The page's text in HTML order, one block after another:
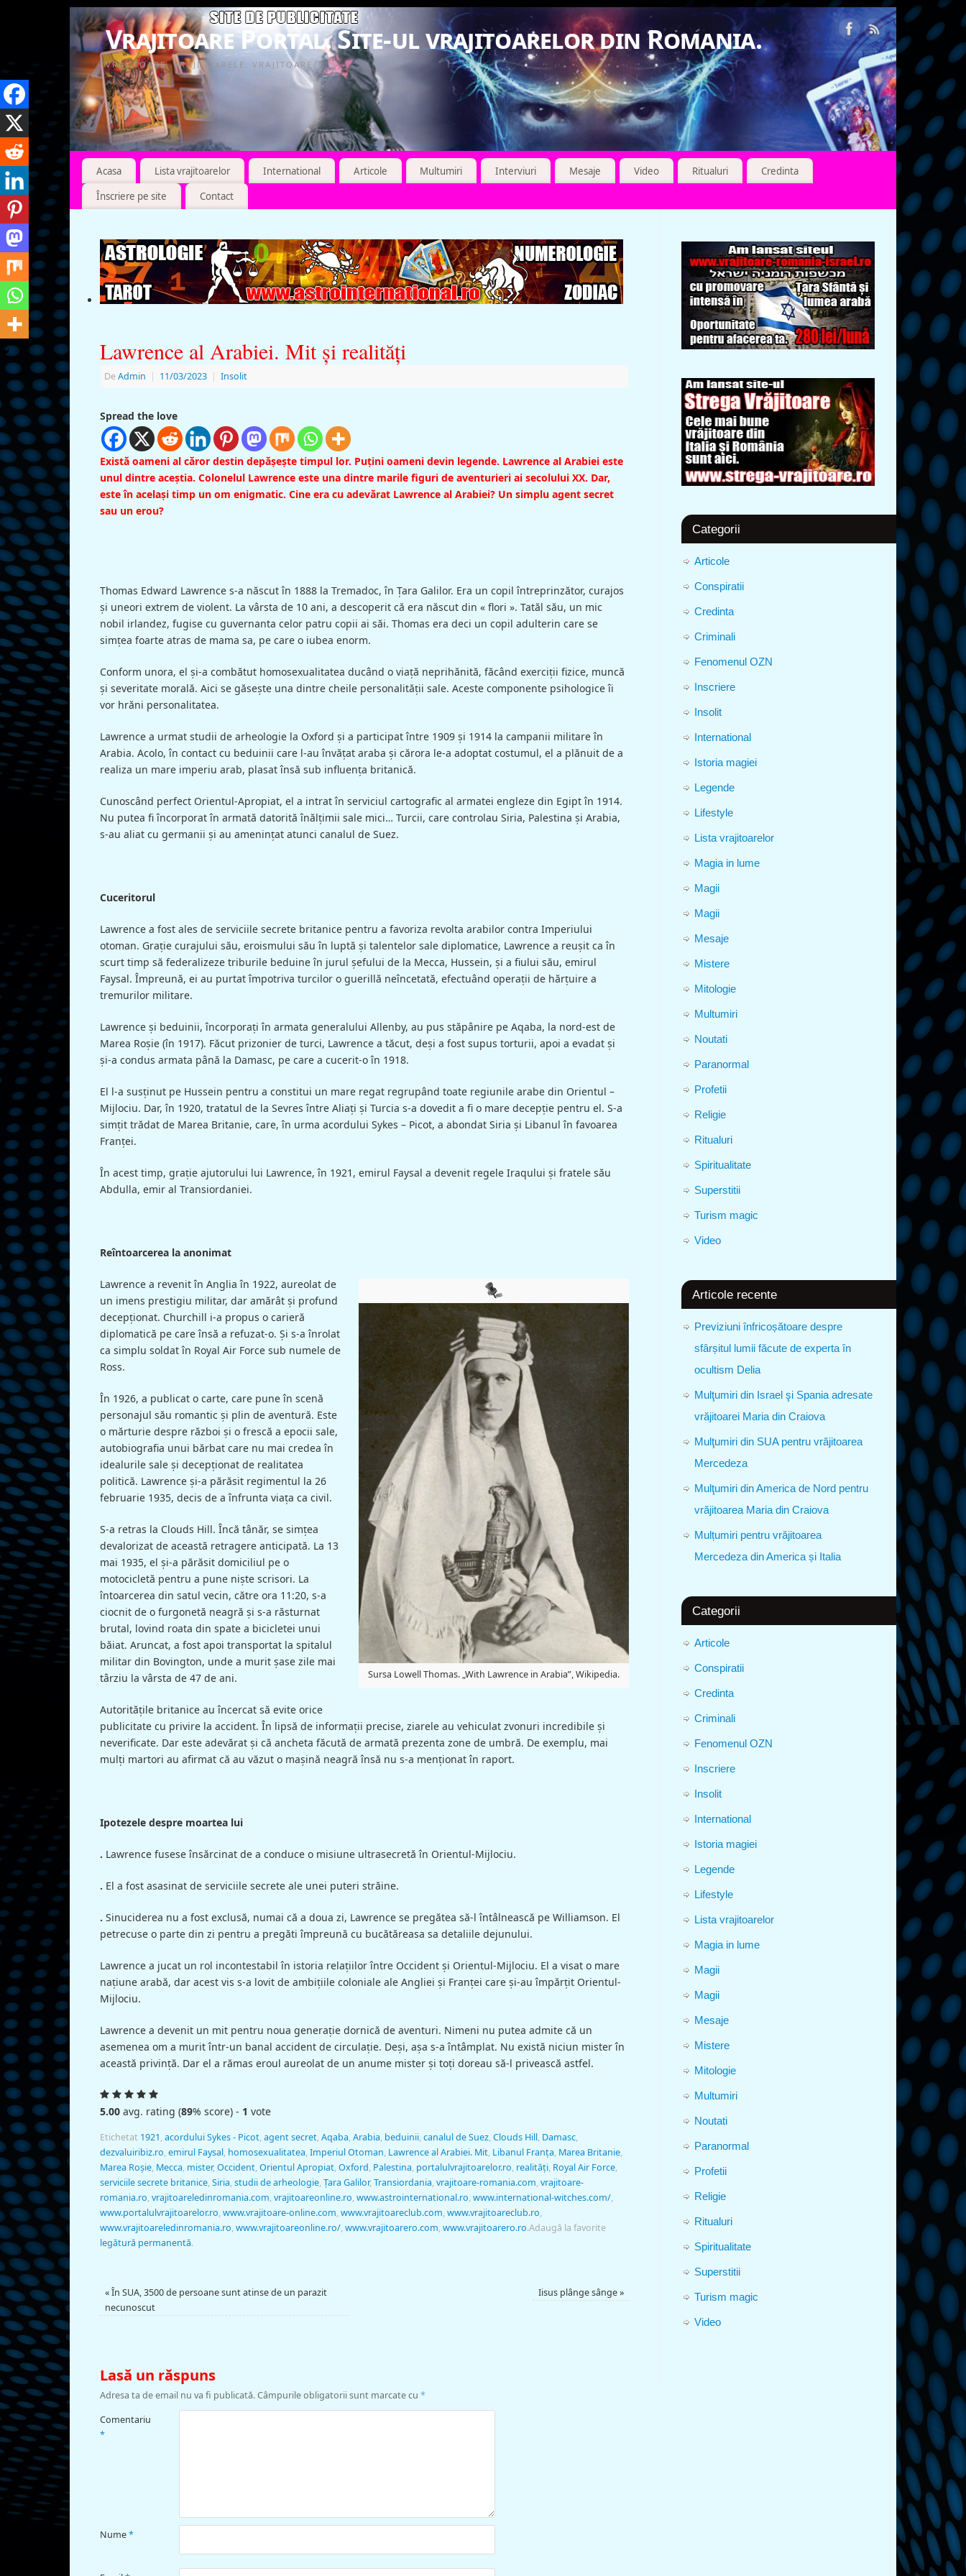
Vrajitoare Portal. Site-ul vrajitoarelor din Romania.
VRAJITOARE, VRAJITOARELE, VRAJITOARE
Acasa Lista vrajitoarelor International Articole Multumiri Interviuri Mesaje Video Ritualuri
Credinta
Înscriere pe site
Contact
Lawrence al Arabiei. Mit şi realităţi
DeAdmin | 11/03/2023 | Insolit
Spread the love
Există oameni al căror destin depăşeşte timpul lor. Puţini oameni devin legende. Lawrence al Arabiei este
unul dintre aceştia. Colonelul Lawrence este una dintre marile figuri de aventurieri ai secolului XX. Dar,
este în acelaşi timp un om enigmatic. Cine era cu adevărat Lawrence al Arabiei? Un simplu agent secret
sau un erou?
Thomas Edward Lawrence s-a născut în 1888 la Tremadoc, în Ţara Galilor. Era un copil întreprinzător, curajos
şi uneori extrem de violent. La vârsta de 10 ani, a descoperit că era născut din « flori ». Tatăl său, un mic
nobil irlandez, fugise cu guvernanta celor patru copii ai săi. Thomas era deci un copil adulterin care se
simţea foarte atras de mama sa, pe care o iubea enorm.
Conform unora, el şi-a combătut homosexualitatea ducând o viaţă neprihănită, făcând exerciţii fizice, muncă
şi severitate morală. Aici se găseşte una dintre cheile personalităţii sale. Aceste componente psihologice îi
vor hrăni personalitatea.
Lawrence a urmat studii de arheologie la Oxford şi a participat între 1909 şi 1914 la campanii militare în
Arabia. Acolo, în contact cu beduinii care l-au învăţat araba şi cărora le-a adoptat costumul, el a plănuit de a
realiza un mare imperiu arab, plasat însă sub influenţa britanică.
Cunoscând perfect Orientul-Apropiat, el a intrat în serviciul cartografic al armatei engleze din Egipt în 1914.
Nu putea fi încorporat în armată datorită înălţimii sale mici… Turcii, care controlau Siria, Palestina şi Arabia,
s-au aliat cu germanii şi au ameninţat atunci canalul de Suez.
Cuceritorul
Lawrence a fost ales de serviciile secrete britanice pentru a favoriza revolta arabilor contra Imperiului
otoman. Graţie curajului său, eroismului său în luptă şi talentelor sale diplomatice, Lawrence a reuşit ca în
scurt timp să federalizeze triburile beduine în jurul şefului de la Mecca, Hussein, şi a fiului său, emirul
Faysal. Împreună, ei au purtat împotriva turcilor o guerillă neîncetată, efectuând operaţii de hărţuire a
tremurilor militare.
Lawrence şi beduinii, încorporaţi în armata generalului Allenby, au pus stăpânire pe Aqaba, la nord-est de
Marea Roşie (în 1917). Făcut prizonier de turci, Lawrence a tăcut, deşi a fost supus torturii, apoi a evadat şi
şi-a condus armata până la Damasc, pe care a cucerit-o în 1918.
El l-a susţinut pe Hussein pentru a constitui un mare regat regrupând toate regiunile arabe din Orientul –
Mijlociu. Dar, în 1920, tratatul de la Sevres între Aliaţi şi Turcia s-a dovedit a fi o mare decepţie pentru el. S-a
simţit trădat de Marea Britanie, care, în urma acordului Sykes – Picot, a abondat Siria şi Libanul în favoarea
Franţei.
În acest timp, graţie ajutorului lui Lawrence, în 1921, emirul Faysal a devenit regele Iraqului şi fratele său
Abdulla, emir al Transiordaniei.
Reîntoarcerea la anonimat
Sursa Lowell Thomas. „With Lawrence in Arabia”, Wikipedia.
Lawrence a revenit în Anglia în 1922, aureolat de
un imens prestigiu militar, dar amărât şi profund
decepţionat. Churchill i-a propus o carieră
diplomatică pe care însă a refuzat-o. Şi s-a înrolat
ca simplu soldat în Royal Air Force sub numele de
Ross.
În 1926, a publicat o carte, care pune în scenă
personajul său romantic şi plin de aventură. Este
o mărturie despre război şi o frescă a epocii sale,
autobiografia unui bărbat care nu mai credea în
idealurile sale şi decepţionat de realitatea
politică. Lawrence şi-a părăsit regimentul la 26
februarie 1935, decis de a înfrunta viaţa ca civil.
S-a retras la Clouds Hill. Încă tânăr, se simţea
devalorizat de această retragere anticipată. La 13
mai 1935, el şi-a părăsit domiciliul pe o
motocicletă pentru a pune nişte scrisori. La
întoarcerea din satul vecin, către ora 11:20, s-a
ciocnit de o furgonetă neagră şi s-a răsturnat
brutal, lovind roata din spate a bicicletei unui
băiat. Aruncat, a fost apoi transportat la spitalul
militar din Bovington, unde a murit şase zile mai
târziu la vârsta de 47 de ani.
Autorităţile britanice au încercat să evite orice
publicitate cu privire la accident. În lipsă de informaţii precise, ziarele au vehiculat zvonuri incredibile şi
neverificate. Dar este adevărat şi că ancheta făcută de armată prezenta zone de umbră. De exemplu, mai
mulţi martori au afirmat că au văzut o maşină neagră însă nu s-a menţionat în raport.
Ipotezele despre moartea lui
. Lawrence fusese însărcinat de a conduce o misiune ultrasecretă în Orientul-Mijlociu.
. El a fost asasinat de serviciile secrete ale unei puteri străine.
. Sinuciderea nu a fost exclusă, numai că a doua zi, Lawrence se pregătea să-l întâlnească pe Williamson. El
petrecuse o parte din zi pentru a pregăti împreună cu bucătăreasa sa detaliile dejunului.
Lawrence a jucat un rol incontestabil în istoria relaţiilor între Occident şi Orientul-Mijlociu. El a visat o mare
naţiune arabă, dar acest vis s-a lovit de ambiţiile coloniale ale Angliei şi Franţei care şi-au împărţit Orientul-
Mijlociu.
Lawrence a devenit un mit pentru noua generaţie dornică de aventuri. Nimeni nu putea admite că un
asemenea om a murit într-un banal accident de circulaţie. Deşi, aşa s-a întâmplat. Nu există niciun mister în
această privinţă. Dar el a rămas eroul aureolat de un anume mister şi toţi doreau să-l privească astfel.
5.00 avg. rating (89% score) - 1 vote
Etichetat 1921,acordului Sykes - Picot,agent secret,Aqaba,Arabia, beduinii,canalul de Suez,Clouds Hill, Damasc,
dezvaluiribiz.ro,emirul Faysal, homosexualitatea,Imperiul Otoman, Lawrence al Arabiei. Mit, Libanul Franţa, Marea Britanie,
Marea Roşie, Mecca, mister,Occident,Orientul Apropiat,Oxford, Palestina, portalulvrajitoarelor.ro, realităţi, Royal Air Force,
serviciile secrete britanice,Siria,studii de arheologie,Ţara Galilor,Transiordania,vrajitoare-romania.com,vrajitoare-
romania.ro,vrajitoareledinromania.com,vrajitoareonline.ro,www.astrointernational.ro,www.international-witches.com/,
www.portalulvrajitoarelor.ro,www.vrajitoare-online.com,www.vrajitoareclub.com,www.vrajitoareclub.ro,
www.vrajitoareledinromania.ro,www.vrajitoareonline.ro/,www.vrajitoarero.com,www.vrajitoarero.ro.Adaugă la favorite
legătură permanentă.
«În SUA, 3500 de persoane sunt atinse de un parazit
necunoscut
Iisus plânge sânge»
Lasă un răspuns
Adresa ta de email nu va fi publicată.Câmpurile obligatorii sunt marcate cu *
Comentariu
*
Nume*
Categorii
Articole
Conspiratii
Credinta
Criminali
Fenomenul OZN
Inscriere
Insolit
International
Istoria magiei
Legende
Lifestyle
Lista vrajitoarelor
Magia in lume
Magii
Magii
Mesaje
Mistere
Mitologie
Multumiri
Noutati
Paranormal
Profetii
Religie
Ritualuri
Spiritualitate
Superstitii
Turism magic
Video
Articole recente
Previziuni înfricoșătoare despre
sfârșitul lumii făcute de experta în
ocultism Delia
Mulţumiri din Israel şi Spania adresate
vrăjitoarei Maria din Craiova
Mulţumiri din SUA pentru vrăjitoarea
Mercedeza
Mulţumiri din America de Nord pentru
vrăjitoarea Maria din Craiova
Mulțumiri pentru vrăjitoarea
Mercedeza din America și Italia
Categorii
Articole
Conspiratii
Credinta
Criminali
Fenomenul OZN
Inscriere
Insolit
International
Istoria magiei
Legende
Lifestyle
Lista vrajitoarelor
Magia in lume
Magii
Magii
Mesaje
Mistere
Mitologie
Multumiri
Noutati
Paranormal
Profetii
Religie
Ritualuri
Spiritualitate
Superstitii
Turism magic
Video